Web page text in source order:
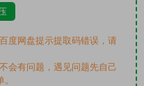
度网盘提示提取码错误，请
会有问题，遇见问题先自己